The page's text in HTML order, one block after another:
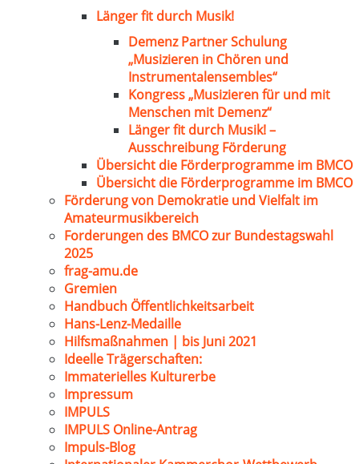
Länger fit durch Musik!
Demenz Partner Schulung
„Musizieren in Chören und
Instrumentalensembles“
Kongress „Musizieren für und mit
Menschen mit Demenz“
Länger fit durch Musik! –
Ausschreibung Förderung
Übersicht die Förderprogramme im BMCO
Übersicht die Förderprogramme im BMCO
Förderung von Demokratie und Vielfalt im
Amateurmusikbereich
Forderungen des BMCO zur Bundestagswahl
2025
frag-amu.de
Gremien
Handbuch Öffentlichkeitsarbeit
Hans-Lenz-Medaille
Hilfsmaßnahmen | bis Juni 2021
Ideelle Trägerschaften:
Immaterielles Kulturerbe
Impressum
IMPULS
IMPULS Online-Antrag
Impuls-Blog